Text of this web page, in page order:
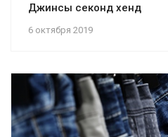
6 октября 2019
Джинсы секонд хенд